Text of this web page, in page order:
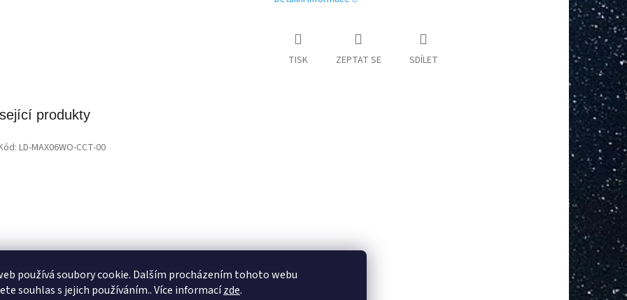
používá soubory cookie. Dalším procházením tohoto webu
souhlas s jejich používáním.. Více informacízde.
TISK ZEPTAT SE SDÍLET
produkty
MAX06WO-CCT-
LD-MAX06WO-CCT-00